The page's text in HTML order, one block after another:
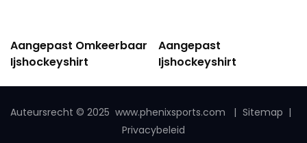
Aangepast Omkeerbaar
Ijshockeyshirt
Aangepast
Ijshockeyshirt
Auteursrecht © 2025 www.phenixsports.com | Sitemap |
Privacybeleid